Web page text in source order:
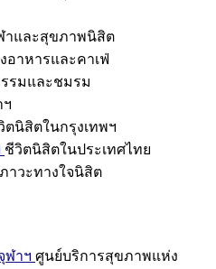
าและสุขภาพนิสิต
อาหารและคาเฟ่
รมและชมรม
ฯ
ตนิสิตในกรุงเทพฯ
ชีวิตนิสิตในประเทศไทย
าวะทางใจนิสิต
ฬาฯ ศูนย์บริการสุขภาพแห่ง